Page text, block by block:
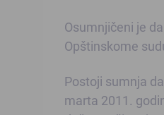
Osumnjičeni je
Opštinskome
Postoji sumnja
marta 2011.